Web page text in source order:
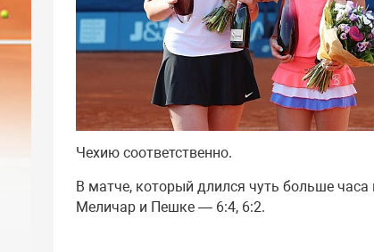
Чехию соответственно.
В матче, который длился чуть больше
Меличар и Пешке — 6:4, 6:2.